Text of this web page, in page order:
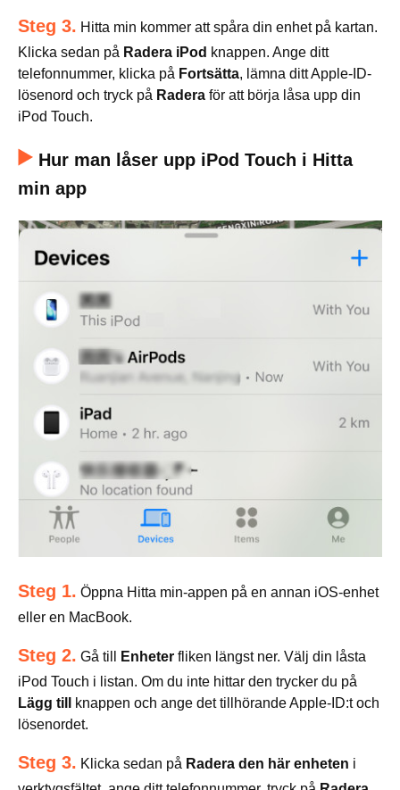
Steg 3. Hitta min kommer att spåra din enhet på kartan.
Klicka sedan på Radera iPod knappen. Ange ditt
telefonnummer, klicka på Fortsätta, lämna ditt Apple-ID-
lösenord och tryck på Radera för att börja låsa upp din
iPod Touch.
Hur man låser upp iPod Touch i Hitta
min app
Steg 1. Öppna Hitta min-appen på en annan iOS-enhet
eller en MacBook.
Steg 2. Gå till Enheter fliken längst ner. Välj din låsta
iPod Touch i listan. Om du inte hittar den trycker du på
Lägg till
knappen och ange det tillhörande Apple-ID:t och
lösenordet.
Steg 3. Klicka sedan på Radera den här enheten i